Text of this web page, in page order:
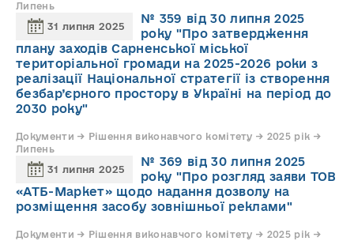
Липень
31 липня 2025
№ 359 від 30 липня 2025
року "Про затвердження
плану заходів Сарненської міської
територіальної громади на 2025-2026 роки з
реалізації Національної стратегії із створення
безбар’єрного простору в Україні на період до
2030 року"
Документи → Рішення виконавчого комітету → 2025 рік →
Липень
31 липня 2025
№ 369 від 30 липня 2025
року "Про розгляд заяви ТОВ
«АТБ-Маркет» щодо надання дозволу на
розміщення засобу зовнішньої реклами"
Документи → Рішення виконавчого комітету → 2025 рік →